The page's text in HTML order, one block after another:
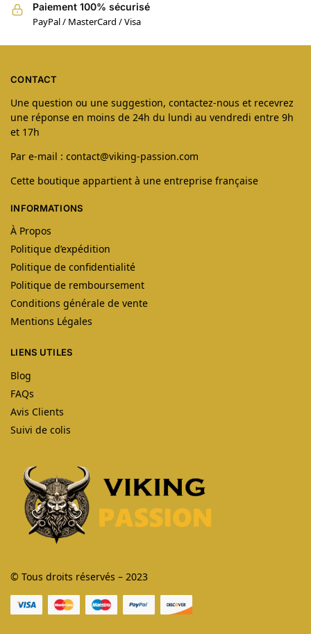
Paiement 100% sécurisé
PayPal / MasterCard / Visa
CONTACT
Une question ou une suggestion, contactez-nous et recevrez
une réponse en moins de 24h du lundi au vendredi entre 9h
et 17h
Par e-mail : contact@viking-passion.com
Cette boutique appartient à une entreprise française
INFORMATIONS
À Propos
Politique d’expédition
Politique de confidentialité
Politique de remboursement
Conditions générale de vente
Mentions Légales
LIENS UTILES
Blog
FAQs
Avis Clients
Suivi de colis
© Tous droits réservés – 2023